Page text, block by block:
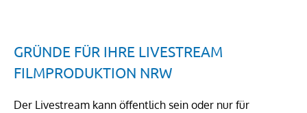
GRÜNDE FÜR IHRE LIVESTREAM
FILMPRODUKTION NRW
Der Livestream kann öffentlich sein oder nur für